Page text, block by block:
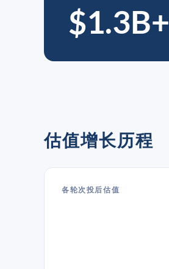
$1.3B+
估值增长历程
各轮次投后估值